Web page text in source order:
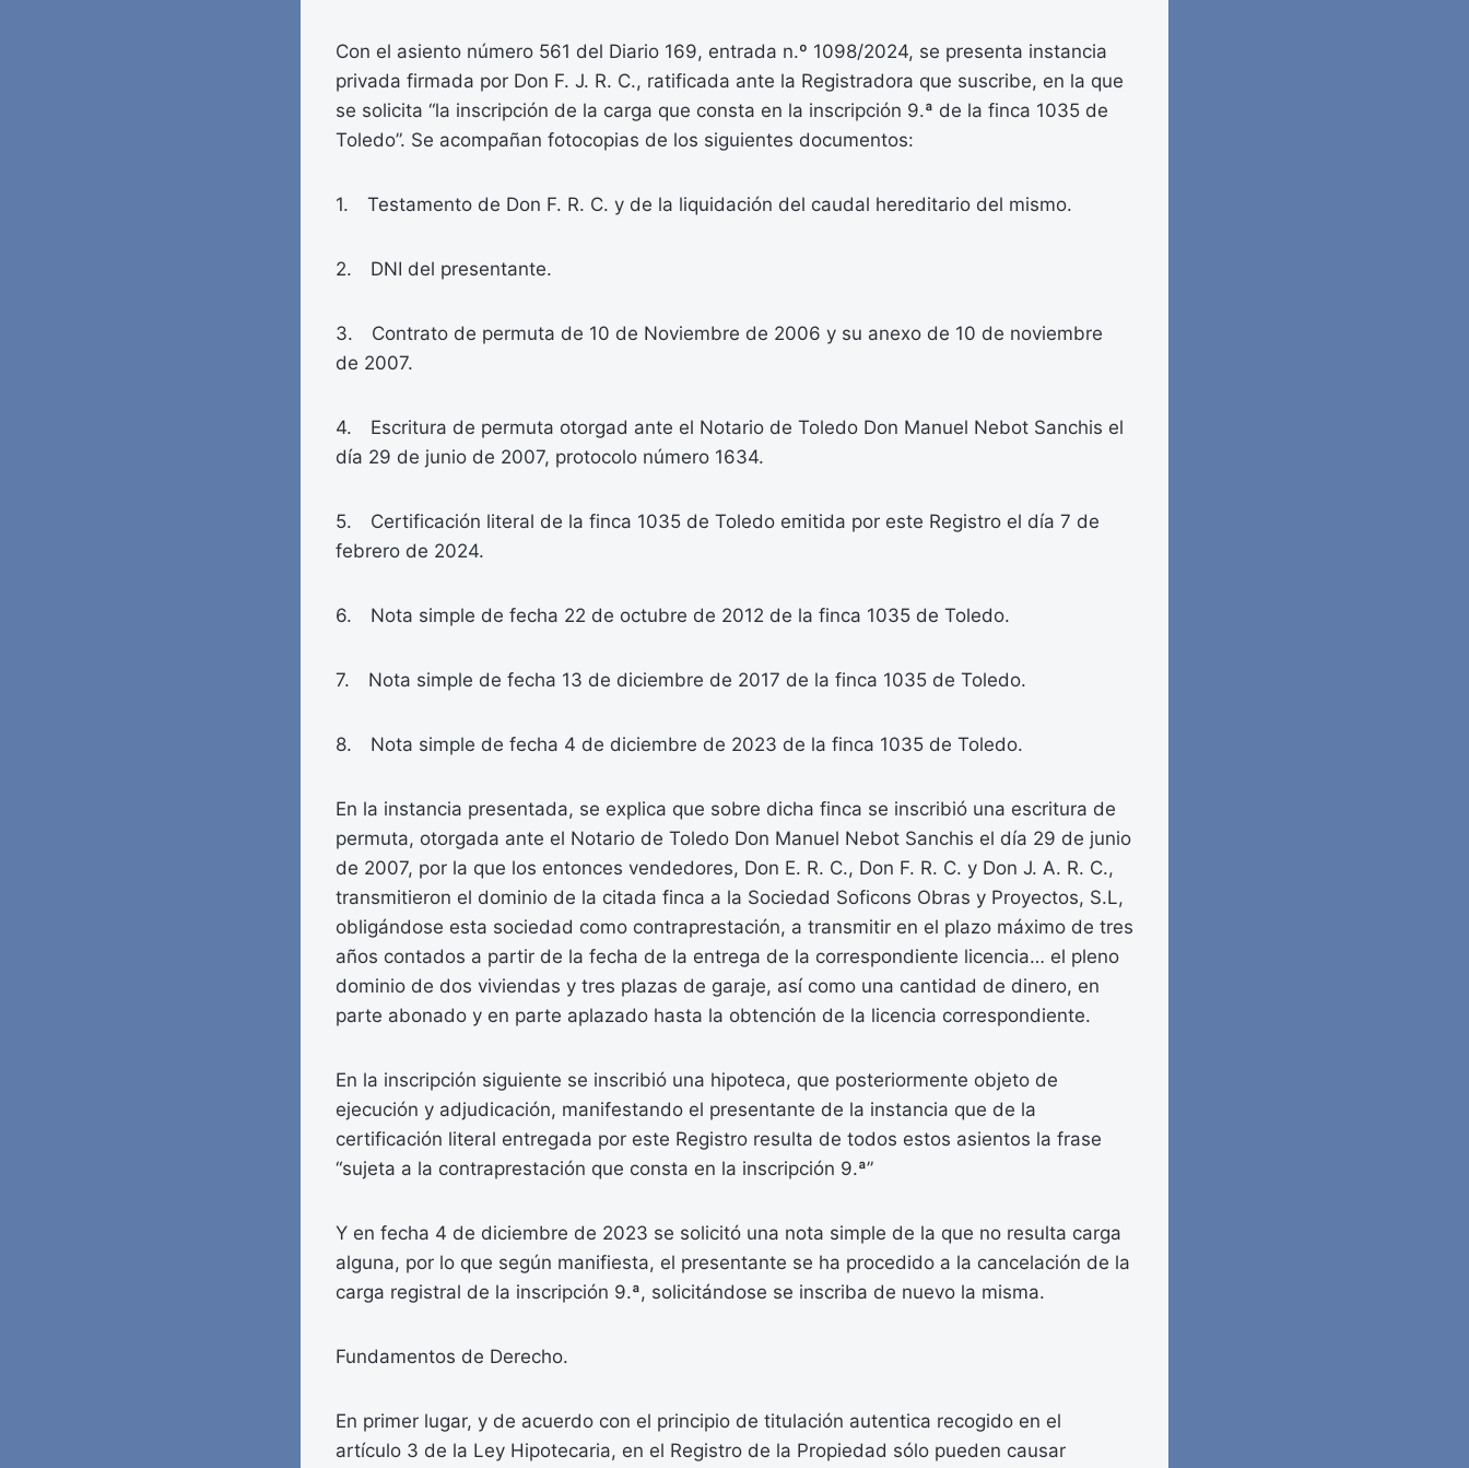
Con el asiento número 561 del Diario 169, entrada n.º 1098/2024, se presenta instancia
privada firmada por Don F. J. R. C., ratificada ante la Registradora que suscribe, en la que
se solicita “la inscripción de la carga que consta en la inscripción 9.ª de la finca 1035 de
Toledo”. Se acompañan fotocopias de los siguientes documentos:
1. Testamento de Don F. R. C. y de la liquidación del caudal hereditario del mismo.
2. DNI del presentante.
3. Contrato de permuta de 10 de Noviembre de 2006 y su anexo de 10 de noviembre
de 2007.
4. Escritura de permuta otorgad ante el Notario de Toledo Don Manuel Nebot Sanchis el
día 29 de junio de 2007, protocolo número 1634.
5. Certificación literal de la finca 1035 de Toledo emitida por este Registro el día 7 de
febrero de 2024.
6. Nota simple de fecha 22 de octubre de 2012 de la finca 1035 de Toledo.
7. Nota simple de fecha 13 de diciembre de 2017 de la finca 1035 de Toledo.
8. Nota simple de fecha 4 de diciembre de 2023 de la finca 1035 de Toledo.
En la instancia presentada, se explica que sobre dicha finca se inscribió una escritura de
permuta, otorgada ante el Notario de Toledo Don Manuel Nebot Sanchis el día 29 de junio
de 2007, por la que los entonces vendedores, Don E. R. C., Don F. R. C. y Don J. A. R. C.,
transmitieron el dominio de la citada finca a la Sociedad Soficons Obras y Proyectos, S.L,
obligándose esta sociedad como contraprestación, a transmitir en el plazo máximo de tres
años contados a partir de la fecha de la entrega de la correspondiente licencia… el pleno
dominio de dos viviendas y tres plazas de garaje, así como una cantidad de dinero, en
parte abonado y en parte aplazado hasta la obtención de la licencia correspondiente.
En la inscripción siguiente se inscribió una hipoteca, que posteriormente objeto de
ejecución y adjudicación, manifestando el presentante de la instancia que de la
certificación literal entregada por este Registro resulta de todos estos asientos la frase
“sujeta a la contraprestación que consta en la inscripción 9.ª”
Y en fecha 4 de diciembre de 2023 se solicitó una nota simple de la que no resulta carga
alguna, por lo que según manifiesta, el presentante se ha procedido a la cancelación de la
carga registral de la inscripción 9.ª, solicitándose se inscriba de nuevo la misma.
Fundamentos de Derecho.
En primer lugar, y de acuerdo con el principio de titulación autentica recogido en el
artículo 3 de la Ley Hipotecaria, en el Registro de la Propiedad sólo pueden causar